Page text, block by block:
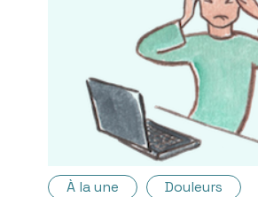
À la une Douleurs